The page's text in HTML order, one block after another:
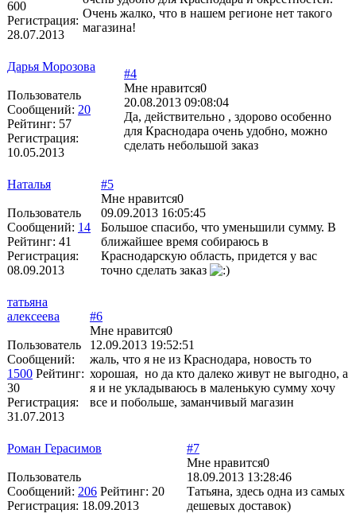
600
Регистрация:
28.07.2013
Очень жалко, что в нашем регионе нет такого
магазина!
Дарья Морозова
Пользователь
Сообщений: 20
Рейтинг: 57
Регистрация:
10.05.2013
#4
Мне нравится0
20.08.2013 09:08:04
Да, действительно , здорово особенно
для Краснодара очень удобно, можно
сделать небольшой заказ
Наталья
Пользователь
Сообщений: 14
Рейтинг: 41
Регистрация:
08.09.2013
#5
Мне нравится0
09.09.2013 16:05:45
Большое спасибо, что уменьшили сумму. В
ближайшее время собираюсь в
Краснодарскую область, придется у вас
точно сделать заказ
татьяна
алексеева
Пользователь
Сообщений:
1500 Рейтинг:
30
Регистрация:
31.07.2013
#6
Мне нравится0
12.09.2013 19:52:51
жаль, что я не из Краснодара, новость то
хорошая, но да кто далеко живут не выгодно, а
я и не укладываюсь в маленькую сумму хочу
все и побольше, заманчивый магазин
Роман Герасимов
Пользователь
Сообщений: 206 Рейтинг: 20
Регистрация: 18.09.2013
#7
Мне нравится0
18.09.2013 13:28:46
Татьяна, здесь одна из самых
дешевых доставок)